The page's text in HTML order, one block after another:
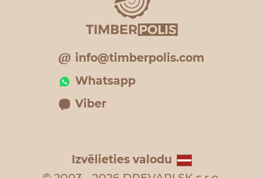
info@timberpolis.com
Whatsapp
Viber
Izvēlieties valodu